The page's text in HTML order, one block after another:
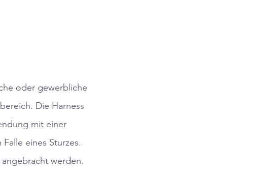
oder gewerbliche
Die Harness
mit einer
eines Sturzes.
werden.